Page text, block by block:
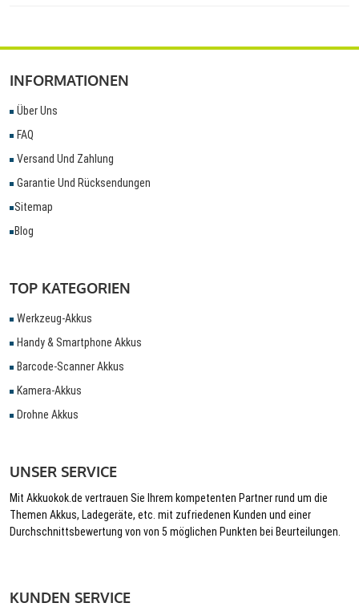
INFORMATIONEN
Über Uns
FAQ
Versand Und Zahlung
Garantie Und Rücksendungen
Sitemap
Blog
TOP KATEGORIEN
Werkzeug-Akkus
Handy & Smartphone Akkus
Barcode-Scanner Akkus
Kamera-Akkus
Drohne Akkus
UNSER SERVICE
Mit Akkuokok.de vertrauen Sie Ihrem kompetenten Partner rund um die
Themen Akkus, Ladegeräte, etc. mit zufriedenen Kunden und einer
Durchschnittsbewertung von von 5 möglichen Punkten bei Beurteilungen.
KUNDEN SERVICE